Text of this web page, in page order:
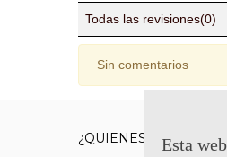
Todas las revisiones(0)
Sin comentarios
¿QUIENES SOMOS?
Esta